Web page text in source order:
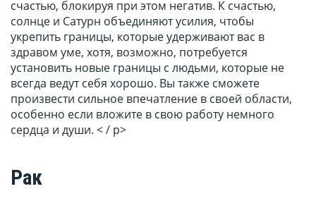
счастью, блокируя при этом негатив. К счастью,
солнце и Сатурн объединяют усилия, чтобы
укрепить границы, которые удерживают вас в
здравом уме, хотя, возможно, потребуется
установить новые границы с людьми, которые не
всегда ведут себя хорошо. Вы также сможете
произвести сильное впечатление в своей области,
особенно если вложите в свою работу немного
сердца и души. < / p>
Рак